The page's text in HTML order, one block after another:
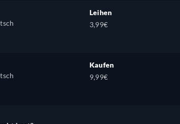
Leihen
3,99€
Kaufen
9,99€